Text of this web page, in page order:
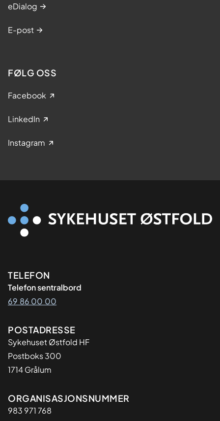
eDialog
E-post
FØLG OSS
Facebook
LinkedIn
Instagram
Kontaktinformasjon
TELEFON
Telefon sentralbord
69 86 00 00
Adresse
POSTADRESSE
Sykehuset Østfold HF
Postboks 300
1714 Grålum
Organisasjon
ORGANISASJONSNUMMER
983 971 768